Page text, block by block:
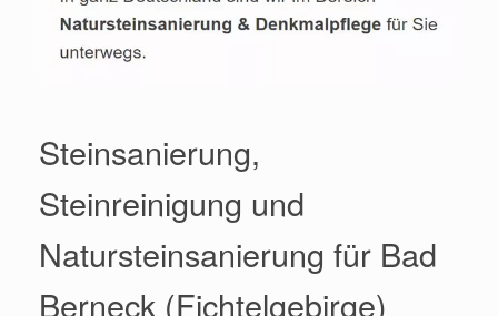
Steinsanierung,
Steinreinigung und
Natursteinsanierung für Bad
Berneck (Fichtelgebirge)